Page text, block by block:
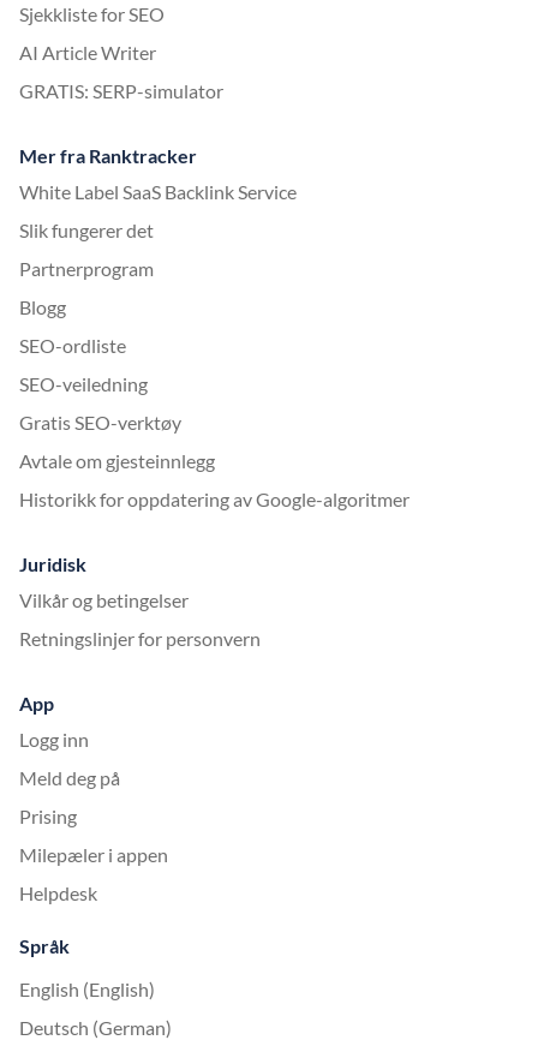
Sjekkliste for SEO
AI Article Writer
GRATIS: SERP-simulator
Mer fra Ranktracker
White Label SaaS Backlink Service
Slik fungerer det
Partnerprogram
Blogg
SEO-ordliste
SEO-veiledning
Gratis SEO-verktøy
Avtale om gjesteinnlegg
Historikk for oppdatering av Google-algoritmer
Juridisk
Vilkår og betingelser
Retningslinjer for personvern
App
Logg inn
Meld deg på
Prising
Milepæler i appen
Helpdesk
Språk
English (English)
Deutsch (German)